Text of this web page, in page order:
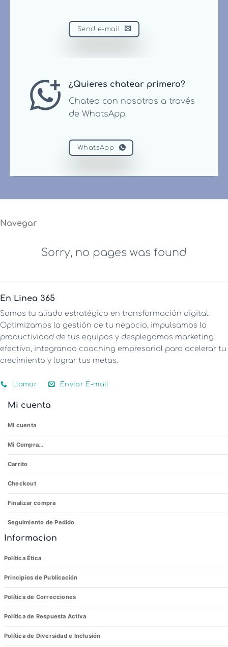
Send e-mail
¿Quieres chatear primero?
Chatea con nosotros a través
de WhatsApp.
WhatsApp
Navegar
Sorry, no pages was found
En Linea 365
Somos tu aliado estratégico en transformación digital.
Optimizamos la gestión de tu negocio, impulsamos la
productividad de tus equipos y desplegamos marketing
efectivo, integrando coaching empresarial para acelerar tu
crecimiento y lograr tus metas.
Llamar Enviar E-mail
Mi cuenta
Mi cuenta
Mi Compra...
Carrito
Checkout
Finalizar compra
Seguimiento de Pedido
Informacion
Política Ética
Principios de Publicación
Política de Correcciones
Política de Respuesta Activa
Política de Diversidad e Inclusión